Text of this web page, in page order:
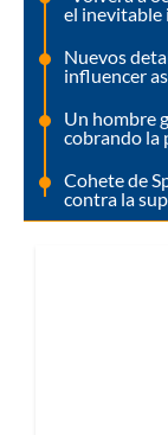
el inevitable
Nuevos
influencer
Un hombre
cobrando la
Cohete de
contra la